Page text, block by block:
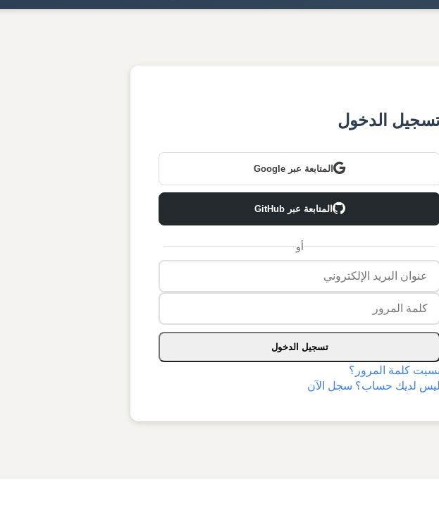
الدخول
المتابعة عبر Google
المتابعة عبر GitHub
أو
تسجيل الدخول
كلمة المرور؟
لديك حساب؟ سجل الآن